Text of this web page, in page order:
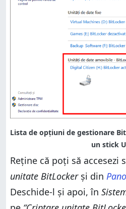
Reține că poți să accesezi
unitate BitLockerși din
Deschide-l și apoi, în